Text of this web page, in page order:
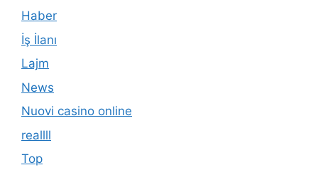
Haber
İş İlanı
Lajm
News
Nuovi casino online
reallll
Top